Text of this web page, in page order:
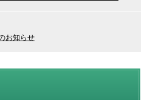
お知らせ